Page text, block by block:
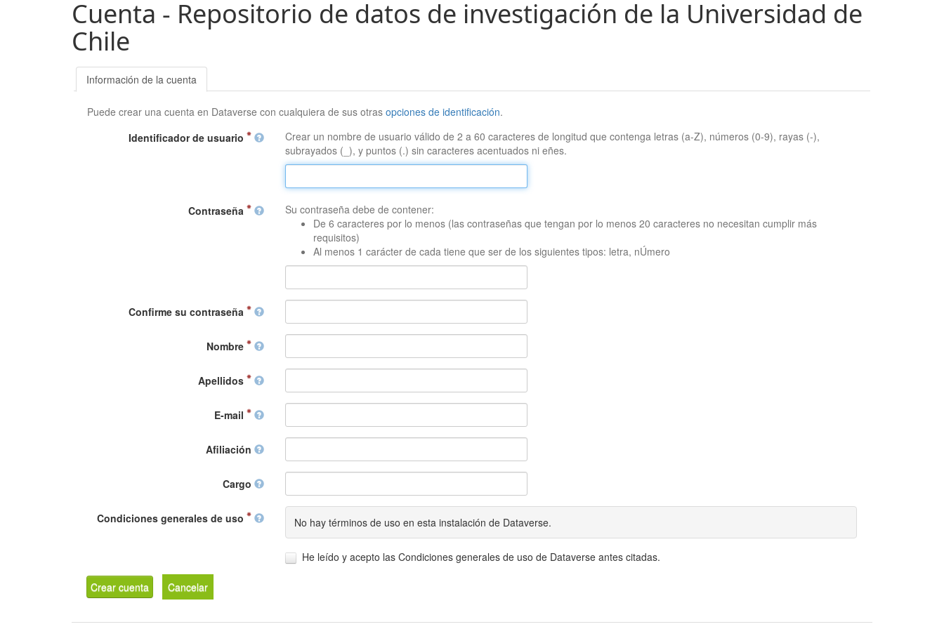
Cuenta - Repositorio de datos de investigación de la Universidad de
Chile
Información de la cuenta
Puede crear una cuenta en Dataverse con cualquiera de sus otrasopciones de identificación.
Identificador de usuario
Crear un nombre de usuario válido de 2 a 60 caracteres de longitud que contenga letras (a-Z), números (0-9), rayas (-),
subrayados (_), y puntos (.) sin caracteres acentuados ni eñes.
Contraseña
Su contraseña debe de contener:
De 6 caracteres por lo menos (las contraseñas que tengan por lo menos 20 caracteres no necesitan cumplir más
requisitos)
Al menos 1 carácter de cada tiene que ser de los siguientes tipos: letra, nÚmero
Confirme su contraseña
Nombre
Apellidos
E-mail
Afiliación
Cargo
Condiciones generales de uso No hay términos de uso en esta instalación de Dataverse.
He leído y acepto las Condiciones generales de uso de Dataverse antes citadas.
Crear cuenta Cancelar